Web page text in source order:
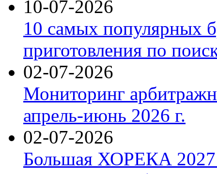
10-07-2026
10 самых популярных
приготовления по
02-07-2026
Мониторинг
апрель-июнь 2026 г.
02-07-2026
Большая ХОРЕКА 2027: